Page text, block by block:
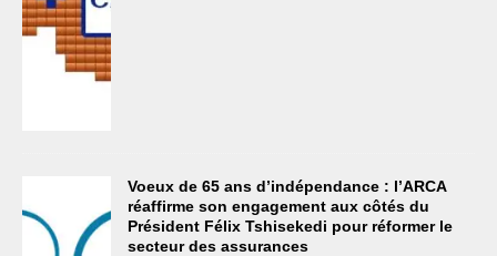
Voeux de 65 ans d’indépendance : l’ARCA
réaffirme son engagement aux côtés du
Président Félix Tshisekedi pour réformer le
secteur des assurances